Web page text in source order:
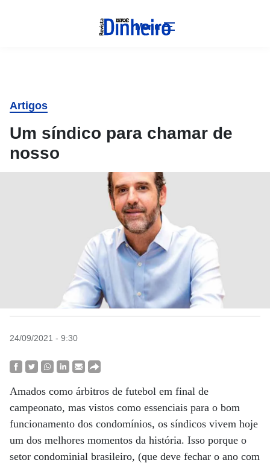
Menu
Artigos
Um síndico para chamar de
nosso
24/09/2021 - 9:30
Amados como árbitros de futebol em final de
campeonato, mas vistos como essenciais para o bom
funcionamento dos condomínios, os síndicos vivem hoje
um dos melhores momentos da história. Isso porque o
setor condominial brasileiro, (que deve fechar o ano com